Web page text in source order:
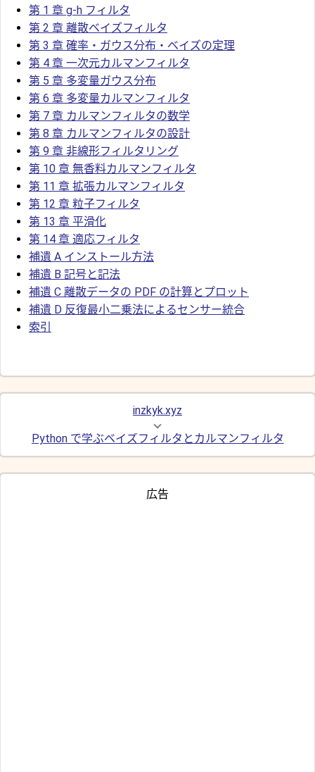
第 1 章 g-h フィルタ
第 2 章 離散ベイズフィルタ
第 3 章 確率・ガウス分布・ベイズの定理
第 4 章 一次元カルマンフィルタ
第 5 章 多変量ガウス分布
第 6 章 多変量カルマンフィルタ
第 7 章 カルマンフィルタの数学
第 8 章 カルマンフィルタの設計
第 9 章 非線形フィルタリング
第 10 章 無香料カルマンフィルタ
第 11 章 拡張カルマンフィルタ
第 12 章 粒子フィルタ
第 13 章 平滑化
第 14 章 適応フィルタ
補遺 A インストール方法
補遺 B 記号と記法
補遺 C 離散データの PDF の計算とプロット
補遺 D 反復最小二乗法によるセンサー統合
索引
inzkyk.xyz
Python で学ぶベイズフィルタとカルマンフィルタ
広告